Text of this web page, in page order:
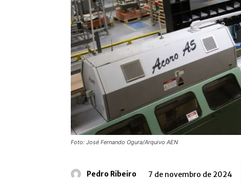
Foto: José Fernando Ogura/Arquivo AEN
Pedro Ribeiro 7 de novembro de 2024